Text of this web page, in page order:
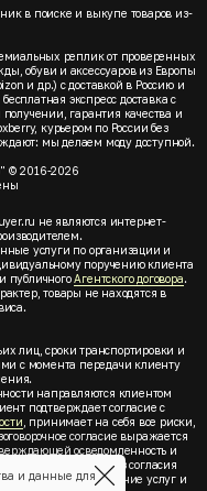
в поиске и выкупе товаров из-
реплик от проверенных
обуви и аксессуаров из Европы
и др.) с доставкой в Россию и
экспресс доставка с
гарантия качества и
курьером по России без
мы делаем моду доступной.
© 2016-2026
не являются интернет-
услуги по организации и
поручению клиента
публичногоАгентского договора.
товары не находятся в
лиц, сроки транспортировки и
с момента передачи клиенту
направляются клиентом
подтверждает согласие с
, принимает на себя все риски,
согласие выражается
осведомленность и
условиями. Без согласия
оказание услуг и
и данные для